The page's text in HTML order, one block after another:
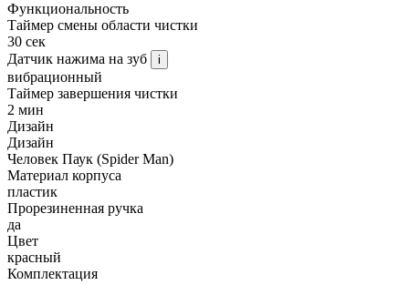
Функциональность
Таймер смены области чистки
30 сек
Датчик нажима на зуб
i
вибрационный
Таймер завершения чистки
2 мин
Дизайн
Дизайн
Человек Паук (Spider Man)
Материал корпуса
пластик
Прорезиненная ручка
да
Цвет
красный
Комплектация